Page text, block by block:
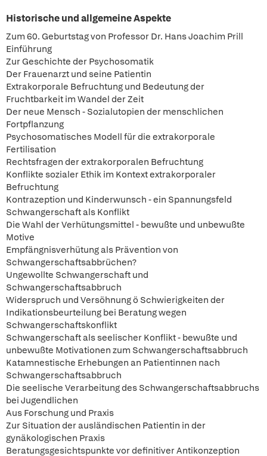
Historische und allgemeine Aspekte
Zum 60. Geburtstag von Professor Dr. Hans Joachim Prill
Einführung
Zur Geschichte der Psychosomatik
Der Frauenarzt und seine Patientin
Extrakorporale Befruchtung und Bedeutung der
Fruchtbarkeit im Wandel der Zeit
Der neue Mensch - Sozialutopien der menschlichen
Fortpflanzung
Psychosomatisches Modell für die extrakorporale
Fertilisation
Rechtsfragen der extrakorporalen Befruchtung
Konflikte sozialer Ethik im Kontext extrakorporaler
Befruchtung
Kontrazeption und Kinderwunsch - ein Spannungsfeld
Schwangerschaft als Konflikt
Die Wahl der Verhütungsmittel - bewußte und unbewußte
Motive
Empfängnisverhütung als Prävention von
Schwangerschaftsabbrüchen?
Ungewollte Schwangerschaft und
Schwangerschaftsabbruch
Widerspruch und Versöhnung ö Schwierigkeiten der
Indikationsbeurteilung bei Beratung wegen
Schwangerschaftskonflikt
Schwangerschaft als seelischer Konflikt - bewußte und
unbewußte Motivationen zum Schwangerschaftsabbruch
Katamnestische Erhebungen an Patientinnen nach
Schwangerschaftsabbruch
Die seelische Verarbeitung des Schwangerschaftsabbruchs
bei Jugendlichen
Aus Forschung und Praxis
Zur Situation der ausländischen Patientin in der
gynäkologischen Praxis
Beratungsgesichtspunkte vor definitiver Antikonzeption